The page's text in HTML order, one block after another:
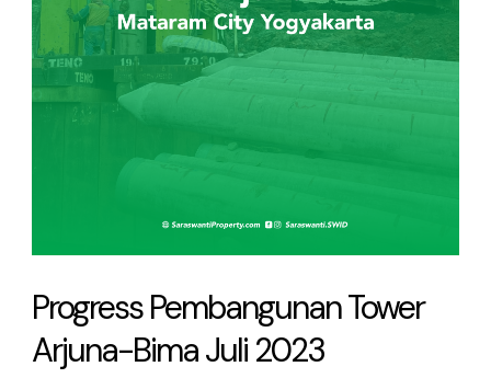
Progress Pembangunan Tower
Arjuna-Bima Juli 2023